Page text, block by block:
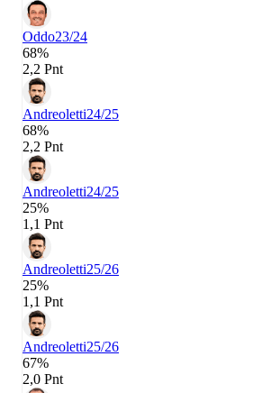
Oddo23/24
68%
2,2 Pnt
Andreoletti24/25
68%
2,2 Pnt
Andreoletti24/25
25%
1,1 Pnt
Andreoletti25/26
25%
1,1 Pnt
Andreoletti25/26
67%
2,0 Pnt